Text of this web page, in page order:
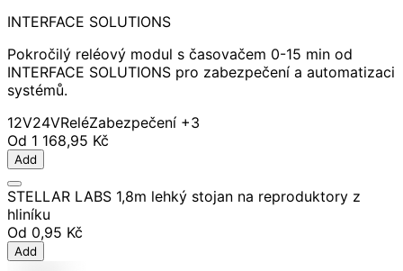
INTERFACE SOLUTIONS
Pokročilý reléový modul s časovačem 0-15 min od
INTERFACE SOLUTIONS pro zabezpečení a automatizaci
systémů.
12V24VReléZabezpečení +3
Od 1 168,95 Kč
Add
STELLAR LABS 1,8m lehký stojan na reproduktory z
hliníku
Od 0,95 Kč
Add